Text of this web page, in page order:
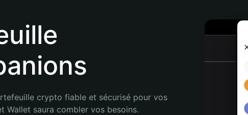
crypto fiable et sécurisé pour vos
Wallet saura combler vos besoins.